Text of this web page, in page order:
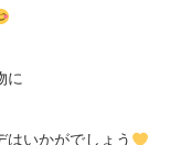
に
はいかがでしょう